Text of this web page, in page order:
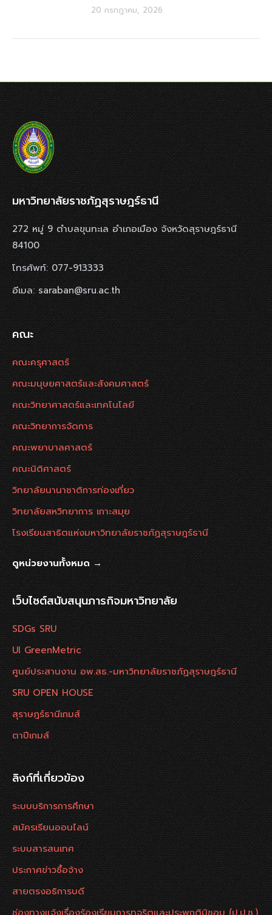
20 กรกฎาคม, 2026
มหาวิทยาลัยราชภัฏสุราษฎร์ธานี
272 หมู่ 9 ตำบลขุนทะเล อำเภอเมือง จังหวัดสุราษฎร์ธานี
84100
โทรศัพท์: 077-913333
อีเมล: saraban@sru.ac.th
คณะ
คณะครุศาสตร์
คณะมนุษยศาสตร์และสังคมศาสตร์
คณะวิทยาศาสตร์และเทคโนโลยี
คณะวิทยาการจัดการ
คณะพยาบาลศาสตร์
คณะนิติศาสตร์
วิทยาลัยนานาชาติการท่องเที่ยว
วิทยาลัยสหวิทยาการ เกาะสมุย
โรงเรียนสาธิตแห่งมหาวิทยาลัยราชภัฏสุราษฎร์ธานี
ดูหน่วยงานทั้งหมด →
เว็บไซต์สนับสนุนภารกิจมหาวิทยาลัย
SDGs SRU
UI GreenMetric
ศูนย์ประสานงาน อพ.สธ.-มหาวิทยาลัยราชภัฏสุราษฎร์ธานี
SRU OPEN HOUSE
สุราษฎร์ธานีเกมส์
ตาปีเกมส์
ลิงก์ที่เกี่ยวข้อง
ระบบบริการการศึกษา
สมัครเรียนออนไลน์
ระบบสารสนเทศ
ประกาศข่าวซื้อจ้าง
สายตรงอธิการบดี